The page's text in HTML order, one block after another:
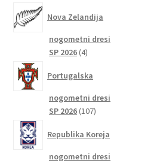
Nova Zelandija
nogometni dresi
SP 2026 44
Portugalska
nogometni dresi
SP 2026 107107
Republika Koreja
nogometni dresi